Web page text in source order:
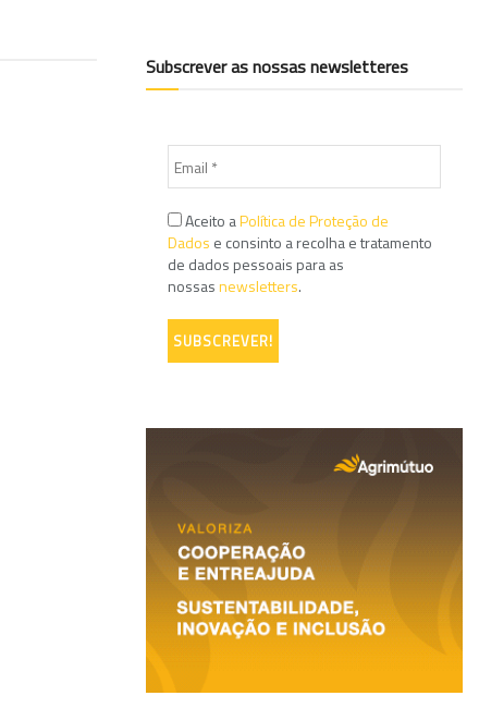
Subscrever as nossas newsletteres
Aceito aPolítica de Proteção de
Dados e consinto a recolha e tratamento
de dados pessoais para as
nossasnewsletters.